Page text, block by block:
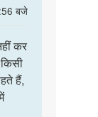
बजे
कर
हैं,